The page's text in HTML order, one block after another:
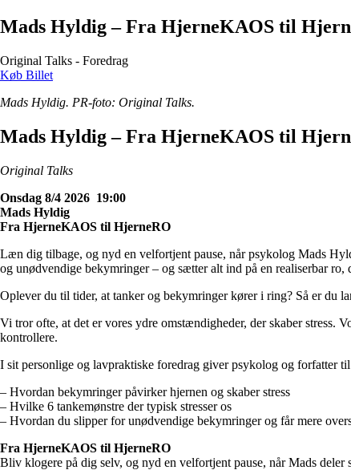
Mads Hyldig – Fra HjerneKAOS til
Original Talks - Foredrag
Køb Billet
Mads Hyldig. PR-foto: Original Talks.
Mads Hyldig – Fra HjerneKAOS til
Original Talks
Onsdag 8/4 2026 19:00
Mads Hyldig
Fra HjerneKAOS til HjerneRO
Læn dig tilbage, og nyd en velfortjent pause, når psykolog Mads
og unødvendige bekymringer – og sætter alt ind på en realiserbar
Oplever du til tider, at tanker og bekymringer kører i ring? Så er du
Vi tror ofte, at det er vores ydre omstændigheder, der skaber stress.
kontrollere.
I sit personlige og lavpraktiske foredrag giver psykolog og forfatter
– Hvordan bekymringer påvirker hjernen og skaber stress
– Hvilke 6 tankemønstre der typisk stresser os
– Hvordan du slipper for unødvendige bekymringer og får mere
Fra HjerneKAOS til HjerneRO
Bliv klogere på dig selv, og nyd en velfortjent pause, når Mads